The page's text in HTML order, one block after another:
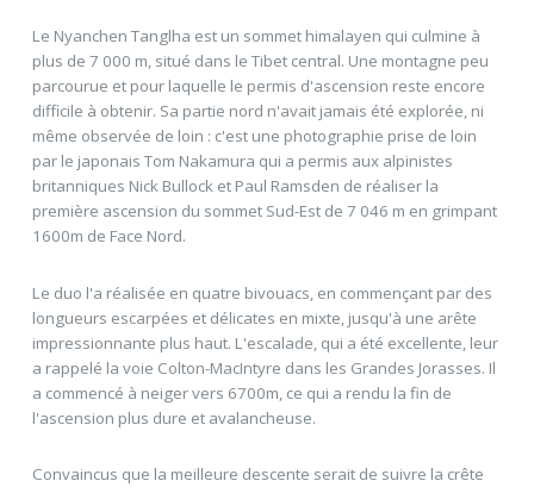
Le Nyanchen Tanglha est un sommet himalayen qui culmine à
plus de 7 000 m, situé dans le Tibet central. Une montagne peu
parcourue et pour laquelle le permis d'ascension reste encore
difficile à obtenir. Sa partie nord n'avait jamais été explorée, ni
même observée de loin : c'est une photographie prise de loin
par le japonais Tom Nakamura qui a permis aux alpinistes
britanniques Nick Bullock et Paul Ramsden de réaliser la
première ascension du sommet Sud-Est de 7 046 m en grimpant
1600m de Face Nord.
Le duo l'a réalisée en quatre bivouacs, en commençant par des
longueurs escarpées et délicates en mixte, jusqu'à une arête
impressionnante plus haut. L'escalade, qui a été excellente, leur
a rappelé la voie Colton-MacIntyre dans les Grandes Jorasses. Il
a commencé à neiger vers 6700m, ce qui a rendu la fin de
l'ascension plus dure et avalancheuse.
Convaincus que la meilleure descente serait de suivre la crête